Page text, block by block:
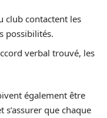
club contactent les
possibilités.
verbal trouvé, les
également être
que chaque